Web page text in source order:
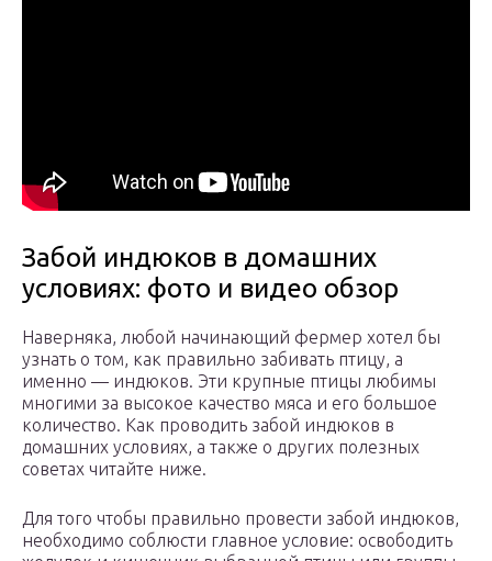
Забой индюков в домашних
условиях: фото и видео обзор
Наверняка, любой начинающий фермер хотел бы
узнать о том, как правильно забивать птицу, а
именно — индюков. Эти крупные птицы любимы
многими за высокое качество мяса и его большое
количество. Как проводить забой индюков в
домашних условиях, а также о других полезных
советах читайте ниже.
Для того чтобы правильно провести забой индюков,
необходимо соблюсти главное условие: освободить